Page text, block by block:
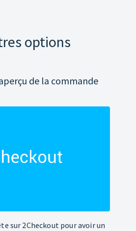
options
de la commande
sur 2Checkout pour avoir un